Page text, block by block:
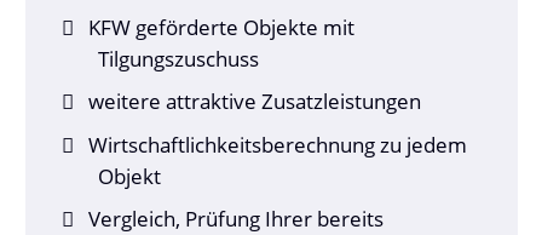
KFW geförderte Objekte mit
Tilgungszuschuss
weitere attraktive Zusatzleistungen
Wirtschaftlichkeitsberechnung zu jedem
Objekt
Vergleich, Prüfung Ihrer bereits